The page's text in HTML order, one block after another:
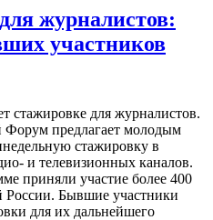
журналистов:
участников
стажировке для журналистов.
Форум предлагает молодым
стажировку в
и телевизионных каналов.
приняли участие более 400
России. Бывшие участники
для их дальнейшего